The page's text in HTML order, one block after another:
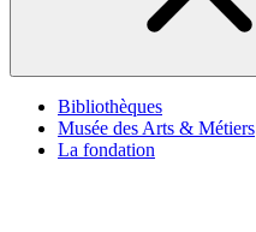
Bibliothèques
Musée des Arts & Métiers
La fondation